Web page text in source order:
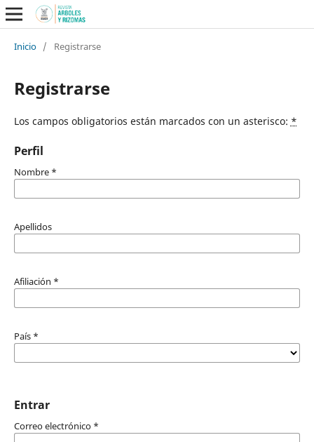
Inicio / Registrarse
Registrarse
Los campos obligatorios están marcados con un asterisco: *
Perfil
Nombre *
Apellidos
Afiliación *
País *
Entrar
Correo electrónico *